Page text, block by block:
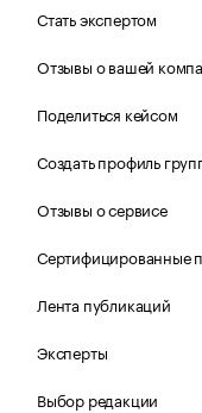
Стать экспертом
Отзывы о вашей
Поделиться кейсом
Создать профиль
Отзывы о сервисе
Сертифицированные
Лента публикаций
Эксперты
Выбор редакции